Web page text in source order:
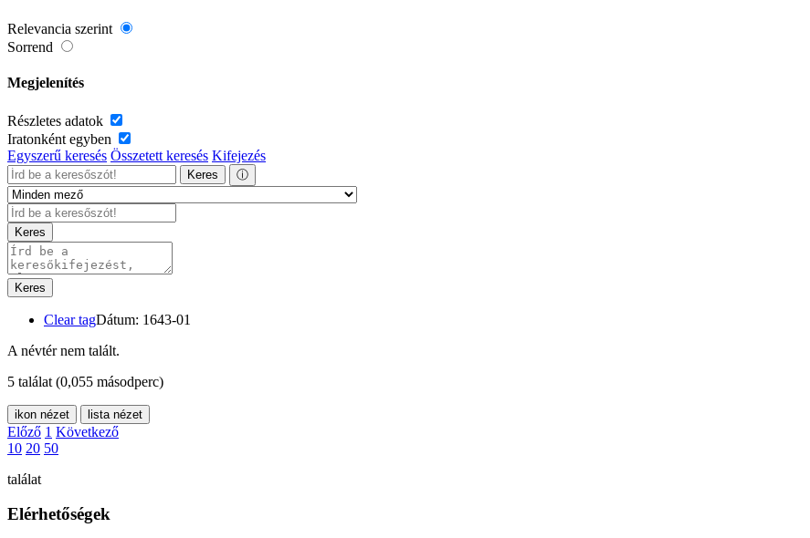
Relevancia szerint
Sorrend
Megjelenítés
Részletes adatok
Iratonként egyben
Egyszerű keresés Összetett keresés Kifejezés
Keres ⓘ
Keres
Keres
Clear tagDátum: 1643-01
A névtér nem talált.
5 találat (0,055 másodperc)
ikon nézet lista nézet
Előző 1 Következő
10 20 50
találat
Elérhetőségek